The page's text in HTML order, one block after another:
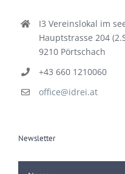
I3 Vereinslokal im
Hauptstrasse 204
9210 Pörtschach
+43 660 1210060
office@idrei.at
Newsletter